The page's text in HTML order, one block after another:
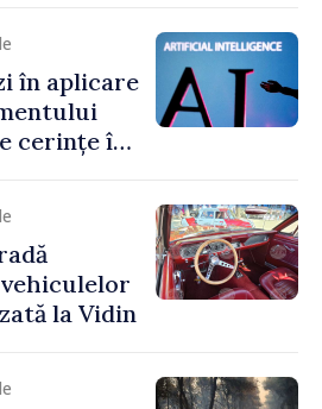
în aplicare
cerințe în
la Vidin